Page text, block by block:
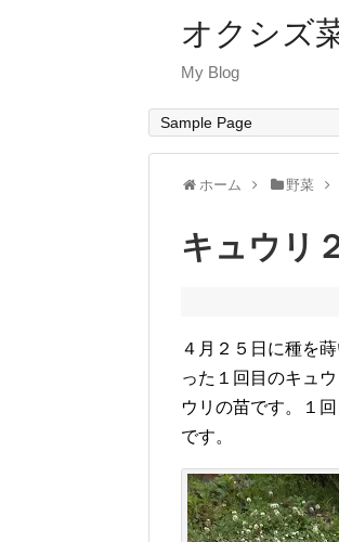
オクシズ
My Blog
Sample Page
ホーム 野菜
キュウリ
４月２５日に種を
った１回目のキュ
ウリの苗です。１
です。